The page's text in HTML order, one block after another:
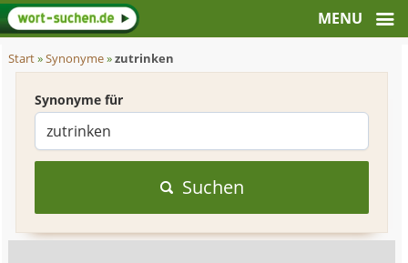
Start»Synonyme»zutrinken
Synonyme für
Suchen